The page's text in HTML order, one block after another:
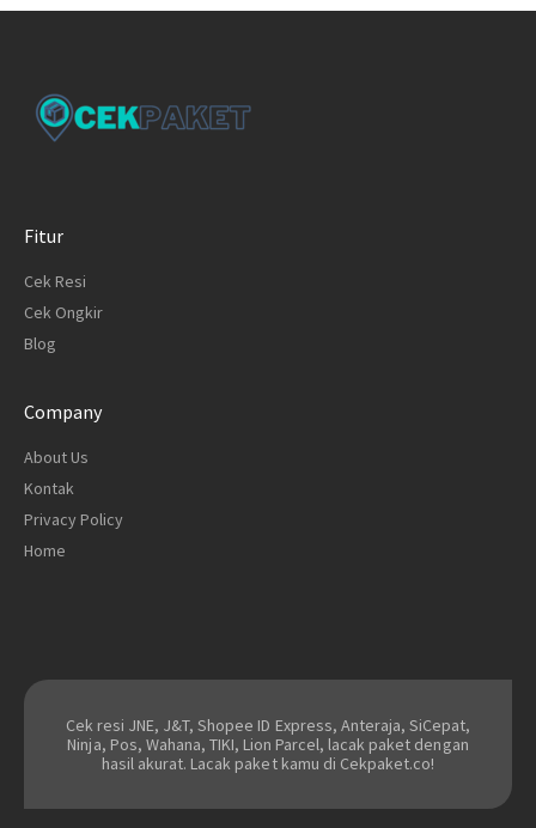
Fitur
Cek Resi
Cek Ongkir
Blog
Company
About Us
Kontak
Privacy Policy
Home
Cek resi JNE, J&T, Shopee ID Express, Anteraja, SiCepat,
Ninja, Pos, Wahana, TIKI, Lion Parcel, lacak paket dengan
hasil akurat. Lacak paket kamu di Cekpaket.co!